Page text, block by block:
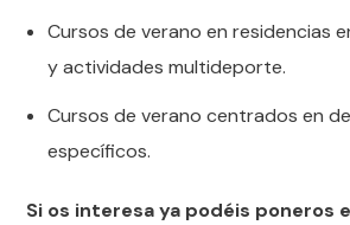
Cursos de verano en residencias
y actividades multideporte.
Cursos de verano centrados en
específicos.
Si os interesa ya podéis poneros